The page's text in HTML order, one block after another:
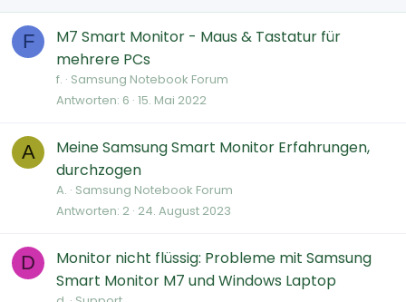
F
M7 Smart Monitor - Maus & Tastatur für
mehrere PCs
f. Samsung Notebook Forum
Antworten 6 15. Mai 2022
A
Meine Samsung Smart Monitor Erfahrungen,
durchzogen
A. Samsung Notebook Forum
Antworten 2 24. August 2023
D
Monitor nicht flüssig: Probleme mit Samsung
Smart Monitor M7 und Windows Laptop